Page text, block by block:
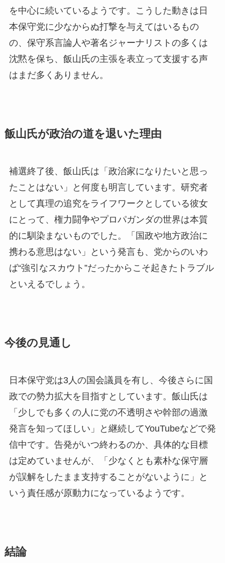
を中心に続いているようです。こうした動きは日
本保守党に少なからぬ打撃を与えてはいるもの
の、保守系言論人や著名ジャーナリストの多くは
沈黙を保ち、飯山氏の主張を表立って支援する声
はまだ多くありません。
飯山氏が政治の道を退いた理由
補選終了後、飯山氏は「政治家になりたいと思っ
たことはない」と何度も明言しています。研究者
として真理の追究をライフワークとしている彼女
にとって、権力闘争やプロパガンダの世界は本質
的に馴染まないものでした。「国政や地方政治に
携わる意思はない」という発言も、党からのいわ
ば“強引なスカウト”だったからこそ起きたトラブル
といえるでしょう。
今後の見通し
日本保守党は3人の国会議員を有し、今後さらに国
政での勢力拡大を目指すとしています。飯山氏は
「少しでも多くの人に党の不透明さや幹部の過激
発言を知ってほしい」と継続してYouTubeなどで発
信中です。告発がいつ終わるのか、具体的な目標
は定めていませんが、「少なくとも素朴な保守層
が誤解をしたまま支持することがないように」と
いう責任感が原動力になっているようです。
結論